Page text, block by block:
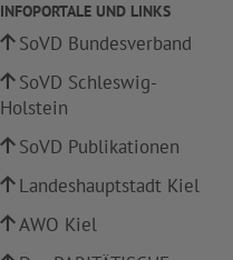
INFOPORTALE UND LINKS
SoVD Bundesverband
SoVD Schleswig-
Holstein
SoVD Publikationen
Landeshauptstadt Kiel
AWO Kiel